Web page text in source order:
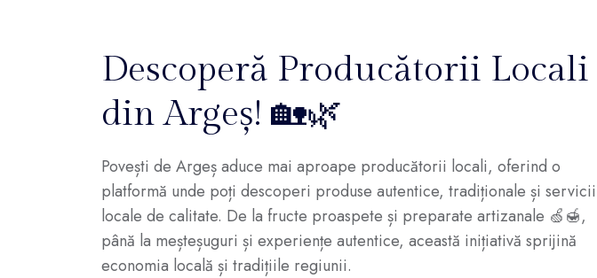
Descoperă Producătorii Locali
din Argeș! 🏡🌿
Povești de Argeș aduce mai aproape producătorii locali, oferind o
platformă unde poți descoperi produse autentice, tradiționale și servicii
locale de calitate. De la fructe proaspete și preparate artizanale 🍏🍯,
până la meșteșuguri și experiențe autentice, această inițiativă sprijină
economia locală și tradițiile regiunii.